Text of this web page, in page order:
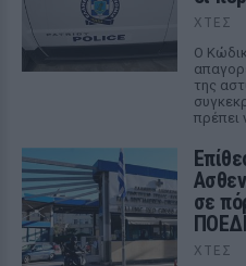
ΧΤΕΣ
Ο
της
πρέπει
σε
ΧΤΕΣ